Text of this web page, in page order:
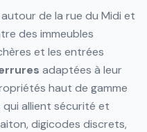
autour de la rue du Midi et
des immeubles
et les entrées
adaptées à leur
haut de gamme
allient sécurité et
digicodes discrets,